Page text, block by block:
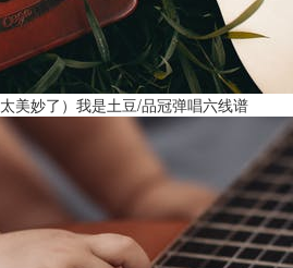
美妙了）我是土豆/品冠弹唱六线谱